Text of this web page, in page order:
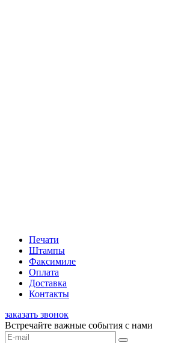
Печати
Штампы
Факсимиле
Оплата
Доставка
Контакты
заказать звонок
Встречайте важные события с нами